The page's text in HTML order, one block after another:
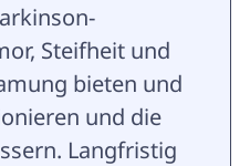
Steifheit und
bieten und
und die
Langfristig